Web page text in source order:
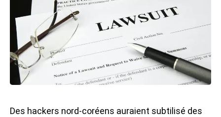
Des hackers nord-coréens auraient subtilisé des